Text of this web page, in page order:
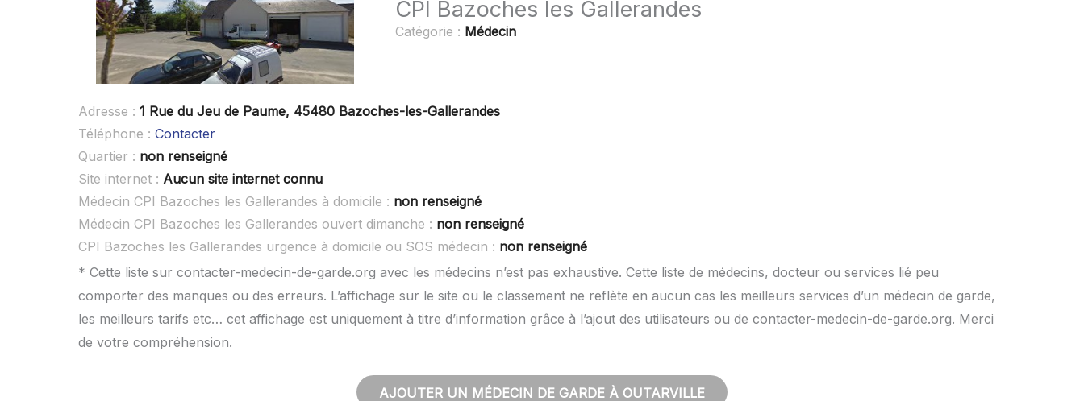
CPI Bazoches les Gallerandes
Catégorie : Médecin
Adresse : 1 Rue du Jeu de Paume, 45480 Bazoches-les-Gallerandes
Téléphone : Contacter
Quartier : non renseigné
Site internet : Aucun site internet connu
Médecin CPI Bazoches les Gallerandes à domicile : non renseigné
Médecin CPI Bazoches les Gallerandes ouvert dimanche : non renseigné
CPI Bazoches les Gallerandes urgence à domicile ou SOS médecin : non renseigné
* Cette liste sur contacter-medecin-de-garde.org avec les médecins n’est pas exhaustive. Cette liste de médecins, docteur ou services lié peu
comporter des manques ou des erreurs. L’affichage sur le site ou le classement ne reflète en aucun cas les meilleurs services d’un médecin de garde,
les meilleurs tarifs etc… cet affichage est uniquement à titre d’information grâce à l’ajout des utilisateurs ou de contacter-medecin-de-garde.org. Merci
de votre compréhension.
AJOUTER UN MÉDECIN DE GARDE À OUTARVILLE